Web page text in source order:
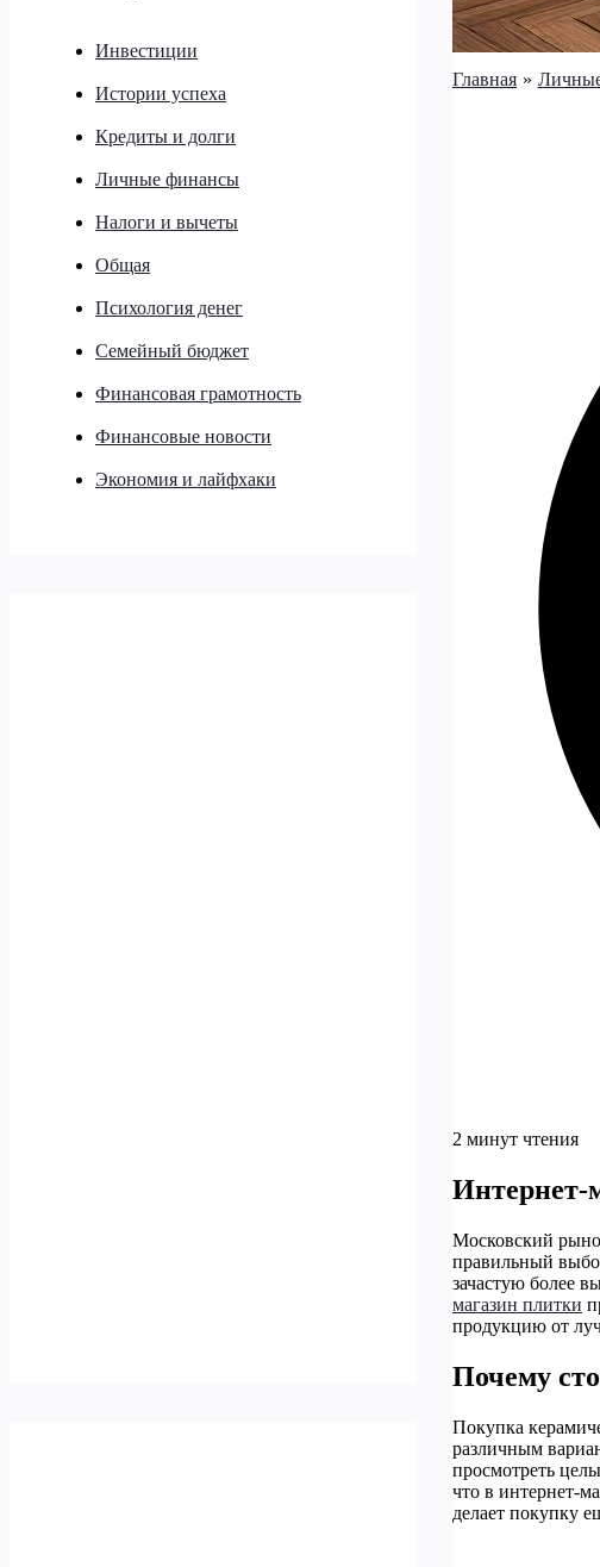
Инвестиции
Истории успеха
Кредиты и долги
Личные финансы
Налоги и вычеты
Общая
Психология денег
Семейный бюджет
Финансовая грамотность
Финансовые новости
Экономия и лайфхаки
Главная
2 минут чтения
Интернет-
Московский
правильный
зачастую более
магазин плитки
продукцию от
Почему
Покупка
различным
просмотреть
что в интернет-
делает покупку